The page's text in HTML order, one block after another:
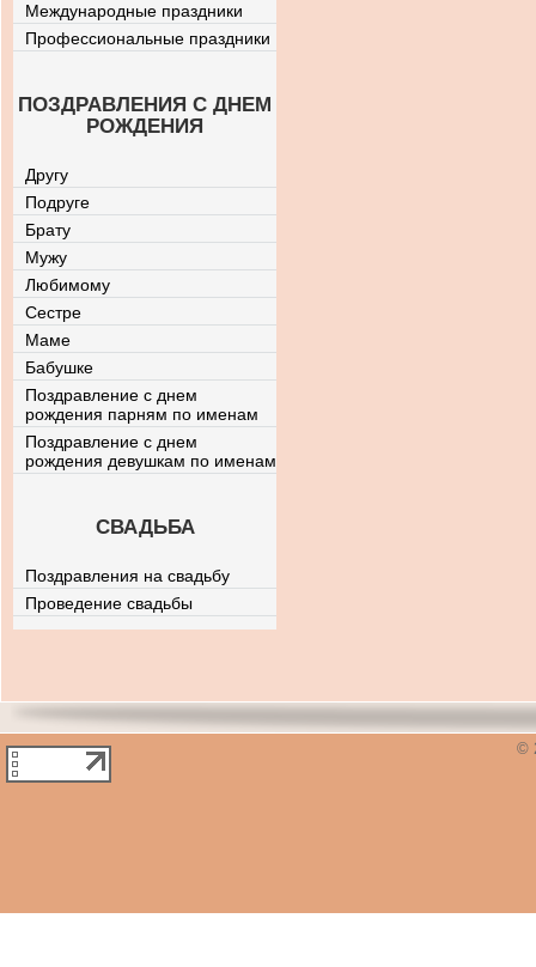
Международные праздники
Профессиональные праздники
ПОЗДРАВЛЕНИЯ С ДНЕМ
РОЖДЕНИЯ
Другу
Подруге
Брату
Мужу
Любимому
Сестре
Маме
Бабушке
Поздравление с днем
рождения парням по именам
Поздравление с днем
рождения девушкам по именам
СВАДЬБА
Поздравления на свадьбу
Проведение свадьбы
©